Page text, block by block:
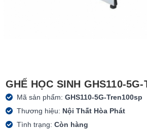
GHẾ HỌC SINH GHS110-5G-
Mã sản phẩm:GHS110-5G-Tren100sp
Thương hiệu: Nội Thất Hòa Phát
Tình trạng:Còn hàng